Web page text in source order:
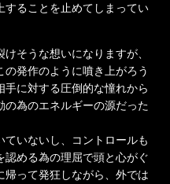
することを止めてしまってい
そうな想いになりますが、
発作のように噴き上がろう
手に対する圧倒的な憧れから
為のエネルギーの源だった
ていないし、コントロールも
認める為の理屈で頭と心がぐ
帰って発狂しながら、外では